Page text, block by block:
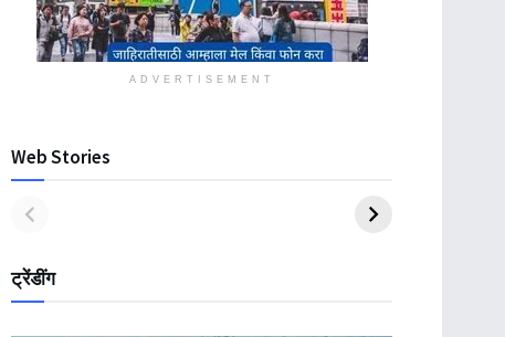
ADVERTISEMENT
Web Stories
ट्रेंडींग